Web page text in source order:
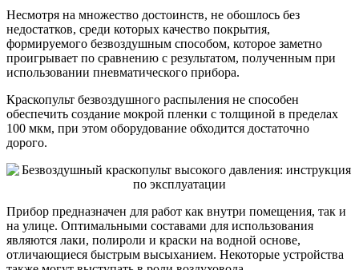
Несмотря на множество достоинств, не обошлось без
недостатков, среди которых качество покрытия,
формируемого безвоздушным способом, которое заметно
проигрывает по сравнению с результатом, полученным при
использовании пневматического прибора.
Краскопульт безвоздушного распыления не способен
обеспечить создание мокрой пленки с толщиной в пределах
100 мкм, при этом оборудование обходится достаточно
дорого.
Прибор предназначен для работ как внутри помещения, так и
на улице. Оптимальными составами для использования
являются лаки, полироли и краски на водной основе,
отличающиеся быстрым высыханием. Некоторые устройства